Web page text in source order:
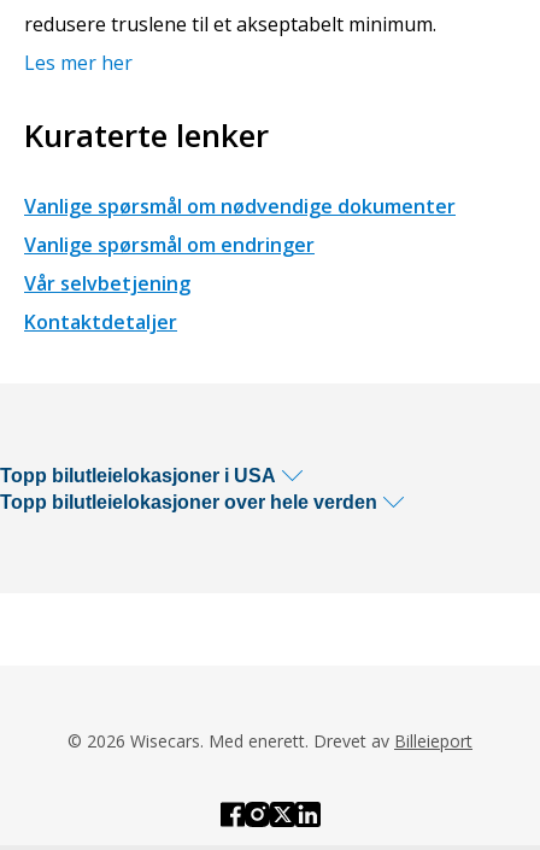
redusere truslene til et akseptabelt minimum.
Les mer her
Kuraterte lenker
Vanlige spørsmål om nødvendige dokumenter
Vanlige spørsmål om endringer
Vår selvbetjening
Kontaktdetaljer
Topp bilutleielokasjoner i USA
Topp bilutleielokasjoner over hele verden
© 2026 Wisecars. Med enerett. Drevet av Billeieport